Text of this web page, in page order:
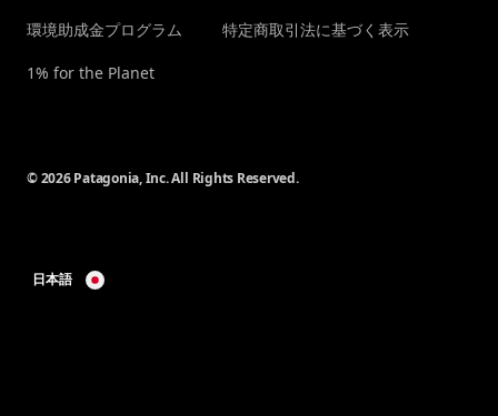
環境助成金プログラム
1% for the Planet
特定商取引法に基づく表示
© 2026 Patagonia, Inc. All Rights Reserved.
日本語